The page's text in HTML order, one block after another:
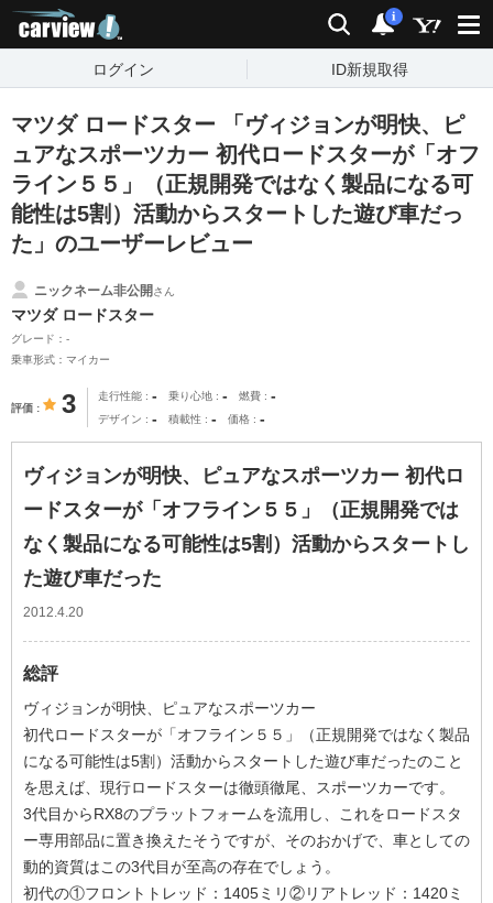
検索 通知
i
ログイン ID新規取得
マツダ ロードスター 「ヴィジョンが明快、ピ
ュアなスポーツカー 初代ロードスターが「オフ
ライン５５」（正規開発ではなく製品になる可
能性は5割）活動からスタートした遊び車だっ
た」のユーザーレビュー
ニックネーム非公開さん
マツダ ロードスター
グレード：-
乗車形式：マイカー
評価 3 走行性能 - 乗り心地 - 燃費 -
デザイン - 積載性 - 価格 -
ヴィジョンが明快、ピュアなスポーツカー 初代ロ
ードスターが「オフライン５５」（正規開発では
なく製品になる可能性は5割）活動からスタートし
た遊び車だった
2012.4.20
総評
ヴィジョンが明快、ピュアなスポーツカー
初代ロードスターが「オフライン５５」（正規開発ではなく製品
になる可能性は5割）活動からスタートした遊び車だったのこと
を思えば、現行ロードスターは徹頭徹尾、スポーツカーです。
3代目からRX8のプラットフォームを流用し、これをロードスタ
ー専用部品に置き換えたそうですが、そのおかげで、車としての
動的資質はこの3代目が至高の存在でしょう。
初代の①フロントトレッド：1405ミリ②リアトレッド：1420ミ